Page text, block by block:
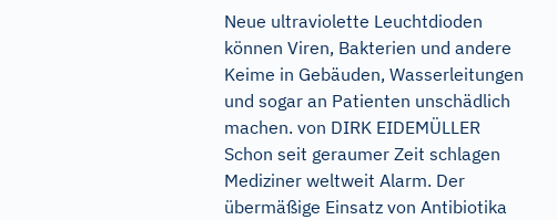
Neue ultraviolette Leuchtdioden
können Viren, Bakterien und andere
Keime in Gebäuden, Wasserleitungen
und sogar an Patienten unschädlich
machen. von DIRK EIDEMÜLLER
Schon seit geraumer Zeit schlagen
Mediziner weltweit Alarm. Der
übermäßige Einsatz von Antibiotika